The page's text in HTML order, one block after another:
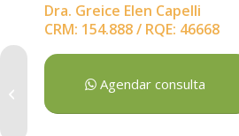
Dra. Greice Elen Capelli
CRM: 154.888 / RQE: 46668
Agendar consulta
Pulmão saudável